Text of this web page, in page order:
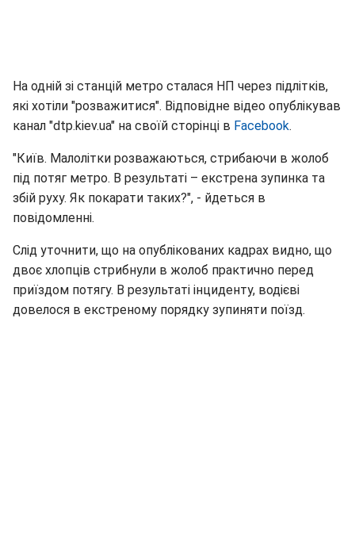
На одній зі станцій метро сталася НП через підлітків,
які хотіли "розважитися". Відповідне відео опублікував
канал "dtp.kiev.ua" на своїй сторінці в Facebook.
"Київ. Малолітки розважаються, стрибаючи в жолоб
під потяг метро. В результаті – екстрена зупинка та
збій руху. Як покарати таких?", - йдеться в
повідомленні.
Слід уточнити, що на опублікованих кадрах видно, що
двоє хлопців стрибнули в жолоб практично перед
приїздом потягу. В результаті інциденту, водієві
довелося в екстреному порядку зупиняти поїзд.